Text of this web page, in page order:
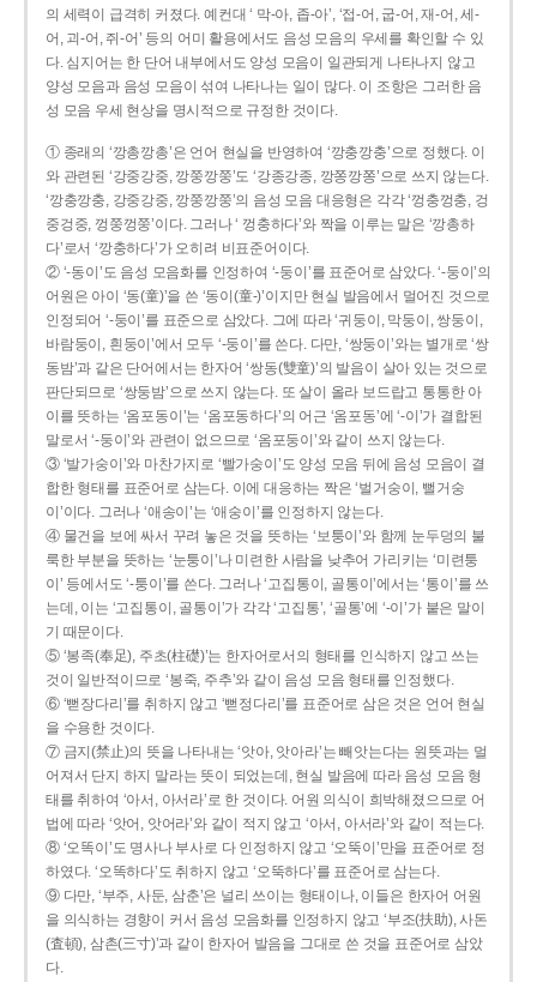
의 세력이 급격히 커졌다. 예컨대 ‘ 막-아, 좁-아’, ‘접-어, 굽-어, 재-어, 세-
어, 괴-어, 쥐-어’ 등의 어미 활용에서도 음성 모음의 우세를 확인할 수 있
다. 심지어는 한 단어 내부에서도 양성 모음이 일관되게 나타나지 않고
양성 모음과 음성 모음이 섞여 나타나는 일이 많다. 이 조항은 그러한 음
성 모음 우세 현상을 명시적으로 규정한 것이다.
① 종래의 ‘깡총깡총’은 언어 현실을 반영하여 ‘깡충깡충’으로 정했다. 이
와 관련된 ‘강중강중, 깡쭝깡쭝’도 ‘강종강종, 깡쫑깡쫑’으로 쓰지 않는다.
‘깡충깡충, 강중강중, 깡쭝깡쭝’의 음성 모음 대응형은 각각 ‘껑충껑충, 겅
중겅중, 껑쭝껑쭝’이다. 그러나 ‘ 껑충하다’와 짝을 이루는 말은 ‘깡총하
다’로서 ‘깡충하다’가 오히려 비표준어이다.
② ‘-동이’도 음성 모음화를 인정하여 ‘-둥이’를 표준어로 삼았다. ‘-둥이’의
어원은 아이 ‘동(童)’을 쓴 ‘동이(童-)’이지만 현실 발음에서 멀어진 것으로
인정되어 ‘-둥이’를 표준으로 삼았다. 그에 따라 ‘귀둥이, 막둥이, 쌍둥이,
바람둥이, 흰둥이’에서 모두 ‘-둥이’를 쓴다. 다만, ‘쌍둥이’와는 별개로 ‘쌍
동밤’과 같은 단어에서는 한자어 ‘쌍동(雙童)’의 발음이 살아 있는 것으로
판단되므로 ‘쌍둥밤’으로 쓰지 않는다. 또 살이 올라 보드랍고 통통한 아
이를 뜻하는 ‘옴포동이’는 ‘옴포동하다’의 어근 ‘옴포동’에 ‘-이’가 결합된
말로서 ‘-둥이’와 관련이 없으므로 ‘옴포둥이’와 같이 쓰지 않는다.
③ ‘발가숭이’와 마찬가지로 ‘빨가숭이’도 양성 모음 뒤에 음성 모음이 결
합한 형태를 표준어로 삼는다. 이에 대응하는 짝은 ‘벌거숭이, 뻘거숭
이’이다. 그러나 ‘애송이’는 ‘애숭이’를 인정하지 않는다.
④ 물건을 보에 싸서 꾸려 놓은 것을 뜻하는 ‘보퉁이’와 함께 눈두덩의 불
룩한 부분을 뜻하는 ‘눈퉁이’나 미련한 사람을 낮추어 가리키는 ‘미련퉁
이’ 등에서도 ‘-퉁이’를 쓴다. 그러나 ‘고집통이, 골통이’에서는 ‘통이’를 쓰
는데, 이는 ‘고집통이, 골통이’가 각각 ‘고집통’, ‘골통’에 ‘-이’가 붙은 말이
기 때문이다.
⑤ ‘봉족(奉足), 주초(柱礎)’는 한자어로서의 형태를 인식하지 않고 쓰는
것이 일반적이므로 ‘봉죽, 주추’와 같이 음성 모음 형태를 인정했다.
⑥ ‘뻗장다리’를 취하지 않고 ‘뻗정다리’를 표준어로 삼은 것은 언어 현실
을 수용한 것이다.
⑦ 금지(禁止)의 뜻을 나타내는 ‘앗아, 앗아라’는 빼앗는다는 원뜻과는 멀
어져서 단지 하지 말라는 뜻이 되었는데, 현실 발음에 따라 음성 모음 형
태를 취하여 ‘아서, 아서라’로 한 것이다. 어원 의식이 희박해졌으므로 어
법에 따라 ‘앗어, 앗어라’와 같이 적지 않고 ‘아서, 아서라’와 같이 적는다.
⑧ ‘오똑이’도 명사나 부사로 다 인정하지 않고 ‘오뚝이’만을 표준어로 정
하였다. ‘오똑하다’도 취하지 않고 ‘오뚝하다’를 표준어로 삼는다.
⑨ 다만, ‘부주, 사둔, 삼춘’은 널리 쓰이는 형태이나, 이들은 한자어 어원
을 의식하는 경향이 커서 음성 모음화를 인정하지 않고 ‘부조(扶助), 사돈
(査頓), 삼촌(三寸)’과 같이 한자어 발음을 그대로 쓴 것을 표준어로 삼았
다.